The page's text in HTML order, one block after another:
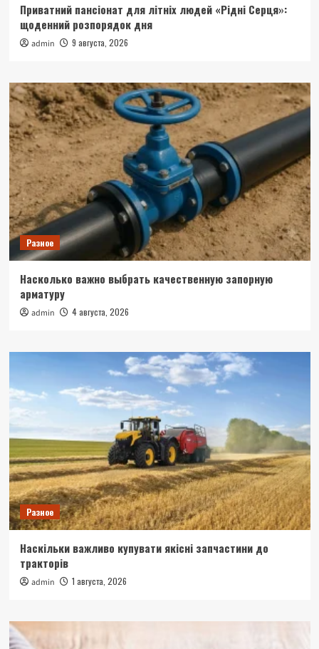
Приватний пансіонат для літніх людей «Рідні Серця»:
щоденний розпорядок дня
admin 9 августа, 2026
Разное
Насколько важно выбрать качественную запорную
арматуру
admin 4 августа, 2026
Разное
Наскільки важливо купувати якісні запчастини до
тракторів
admin 1 августа, 2026